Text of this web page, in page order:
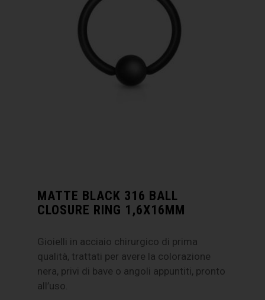
MATTE BLACK 316 BALL
CLOSURE RING 1,6X16MM
Gioielli in acciaio chirurgico di prima
qualità, trattati per avere la colorazione
nera, privi di bave o angoli appuntiti, pronto
all’uso.